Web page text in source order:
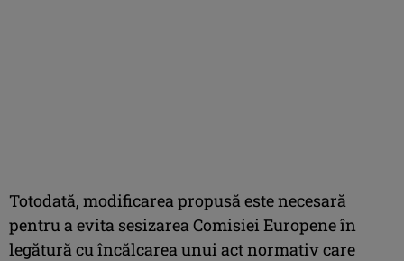
Totodată, modificarea propusă este necesară
pentru a evita sesizarea Comisiei Europene în
legătură cu încălcarea unui act normativ care